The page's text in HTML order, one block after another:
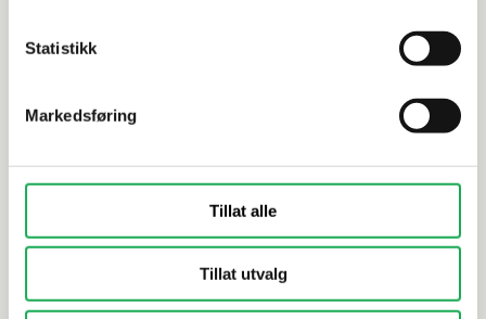
Statistikk
Markedsføring
Tillat alle
Tillat utvalg
Tissue Kraklé, Bottiglia 15x15 Flis Nature,